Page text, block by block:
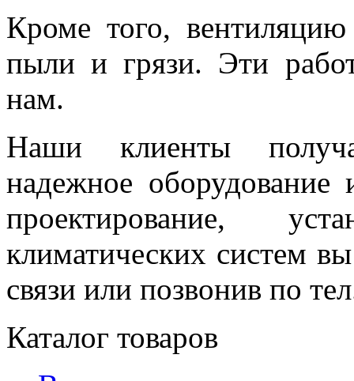
Кроме того,
пыли и грязи. Эти
нам.
Наши клиенты
надежное оборудование
проектирование,
климатических систем
связи или позвонив по
Каталог товаров